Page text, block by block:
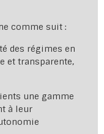
comme suit :
des régimes en
et transparente,
une gamme
à leur